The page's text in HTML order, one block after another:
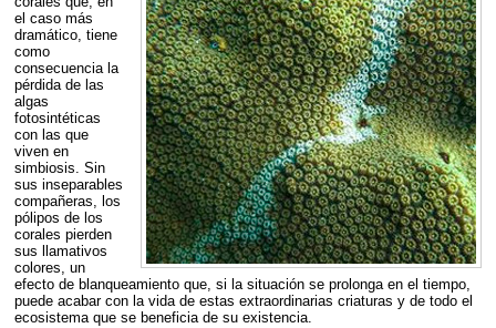
el caso más
dramático, tiene
como
consecuencia la
pérdida de las
algas
fotosintéticas
con las que
viven en
simbiosis. Sin
sus inseparables
compañeras, los
pólipos de los
corales pierden
sus llamativos
colores, un
efecto de blanqueamiento que, si la situación se prolonga en el tiempo,
puede acabar con la vida de estas extraordinarias criaturas y de todo el
ecosistema que se beneficia de su existencia.